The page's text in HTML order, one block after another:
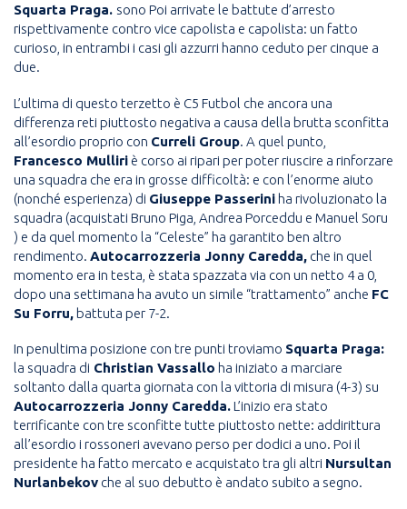
Squarta Praga. sono Poi arrivate le battute d’arresto
rispettivamente contro vice capolista e capolista: un fatto
curioso, in entrambi i casi gli azzurri hanno ceduto per cinque a
due.
L’ultima di questo terzetto è C5 Futbol che ancora una
differenza reti piuttosto negativa a causa della brutta sconfitta
all’esordio proprio con Curreli Group. A quel punto,
Francesco Mulliri è corso ai ripari per poter riuscire a rinforzare
una squadra che era in grosse difficoltà: e con l’enorme aiuto
(nonché esperienza) di Giuseppe Passerini ha rivoluzionato la
squadra (acquistati Bruno Piga, Andrea Porceddu e Manuel Soru
) e da quel momento la “Celeste” ha garantito ben altro
rendimento. Autocarrozzeria Jonny Caredda, che in quel
momento era in testa, è stata spazzata via con un netto 4 a 0,
dopo una settimana ha avuto un simile “trattamento” anche FC
Su Forru, battuta per 7-2.
In penultima posizione con tre punti troviamo Squarta Praga:
la squadra di Christian Vassallo ha iniziato a marciare
soltanto dalla quarta giornata con la vittoria di misura (4-3) su
Autocarrozzeria Jonny Caredda.L’inizio era stato
terrificante con tre sconfitte tutte piuttosto nette: addirittura
all’esordio i rossoneri avevano perso per dodici a uno. Poi il
presidente ha fatto mercato e acquistato tra gli altri Nursultan
Nurlanbekov che al suo debutto è andato subito a segno.